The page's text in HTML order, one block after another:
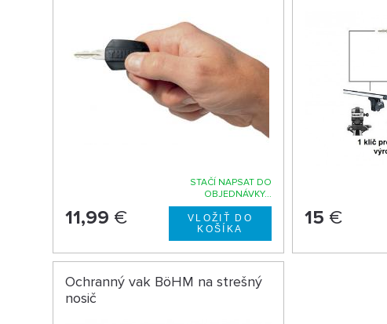
STAČÍ NAPSAT DO
OBJEDNÁVKY...
11,99 € 15 €
Ochranný vak BöHM na strešný
nosič